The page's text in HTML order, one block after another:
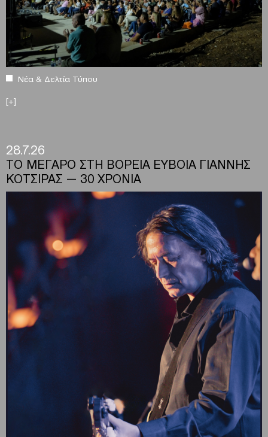
Νέα & Δελτία Τύπου
[+]
28.7.26
ΤΟ ΜΕΓΑΡΟ ΣΤΗ ΒΟΡΕΙΑ ΕΥΒΟΙΑ ΓΙΑΝΝΗΣ
ΚΟΤΣΙΡΑΣ — 30 ΧΡΟΝΙΑ